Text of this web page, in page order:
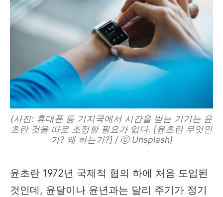
(사진: 휴대폰 등 기지국에서 시간을 받는 기기는 윤
초란 것을 따로 조정할 필요가 없다. [윤초란 무엇인
가? 왜 하는가?] / ⓒ Unsplash)
윤초란 1972년 국제적 협의 하에 처음 도입된
것인데, 윤달이나 윤년과는 달리 주기가 정기